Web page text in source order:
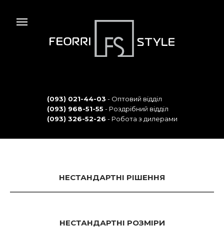
(093) 021-44-03 - Оптовий відділ
(093) 968-51-55 - Роздрібний відділ
(093) 326-52-26 - Робота з дилерами
НЕСТАНДАРТНІ РІШЕННЯ
НЕСТАНДАРТНІ РОЗМІРИ